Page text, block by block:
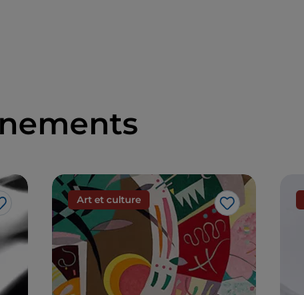
Art et culture
J’aime